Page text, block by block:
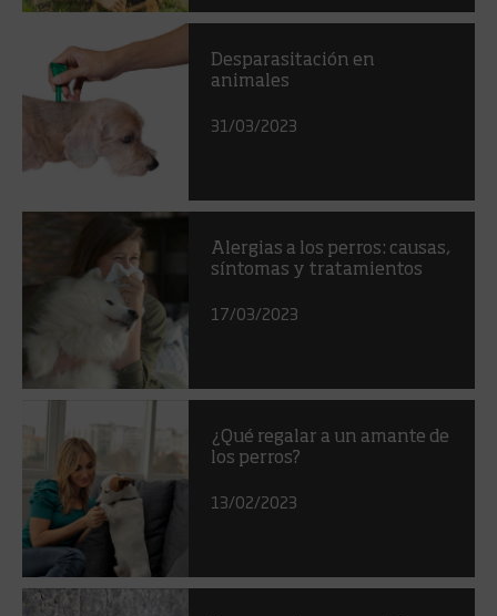
Desparasitación en
animales
31/03/2023
Alergias a los perros: causas,
síntomas y tratamientos
17/03/2023
¿Qué regalar a un amante de
los perros?
13/02/2023